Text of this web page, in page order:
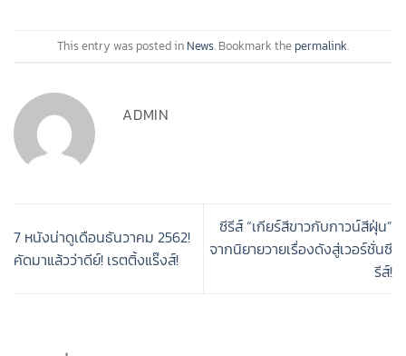
This entry was posted in News. Bookmark the permalink.
ADMIN
7 หนังน่าดูเดือนธันวาคม 2562!
คัดมาแล้วว่าดีย์! เรตติ้งแร๊งส์!
ซีรีส์ “เกียร์สีขาวกับกาวน์สีฝุ่น”
จากนิยายวายเรื่องดังสู่เวอร์ชั่นซี
รีส์!